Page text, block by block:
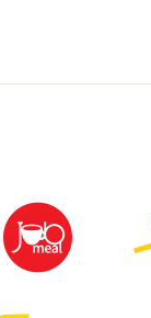
Gå till https://